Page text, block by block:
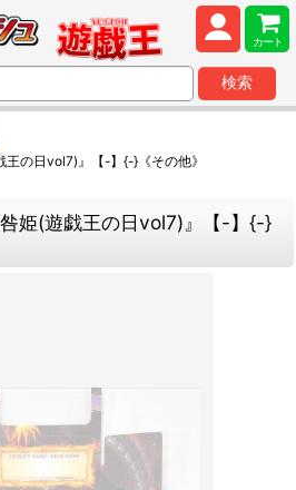
カート
検索
の日vol7)』【-】{-}《その他》
姫(遊戯王の日vol7)』【-】{-}